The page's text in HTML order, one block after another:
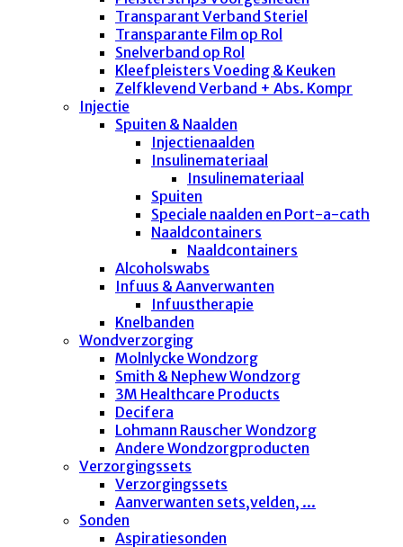
Transparant Verband Steriel
Transparante Film op Rol
Snelverband op Rol
Kleefpleisters Voeding & Keuken
Zelfklevend Verband + Abs. Kompr
Injectie
Spuiten & Naalden
Injectienaalden
Insulinemateriaal
Insulinemateriaal
Spuiten
Speciale naalden en Port-a-cath
Naaldcontainers
Naaldcontainers
Alcoholswabs
Infuus & Aanverwanten
Infuustherapie
Knelbanden
Wondverzorging
Molnlycke Wondzorg
Smith & Nephew Wondzorg
3M Healthcare Products
Decifera
Lohmann Rauscher Wondzorg
Andere Wondzorgproducten
Verzorgingssets
Verzorgingssets
Aanverwanten sets,velden, ...
Sonden
Aspiratiesonden